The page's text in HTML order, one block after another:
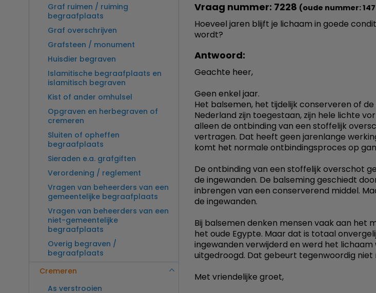
Graf ruimen / ruiming
begraafplaats
Graf overschrijven
Grafsteen / monument
Huisdier begraven
Islamitische begraafplaats en
islamitisch begraven
Kist of ander omhulsel
Opgraven en herbegraven of
cremeren
Sluiten of opheffen
begraafplaats
Sieraden e.a. grafgiften
Verordening / reglement
Vragen van beheerders van een
gemeentelijke begraafplaats
Vragen van beheerders van een
niet-gemeentelijke
begraafplaats
Overig begraven /
begraafplaats
Cremeren
As verstrooien
Vraag nummer: 7228 (oude nummer:
Hoeveel jaren blijft je lichaam in goede
wordt?
Antwoord:
Geachte heer,
Geen enkel jaar.
Het balsemen, het tijdelijk conserveren of
Nederland zijn toegestaan, zijn hele lichte
alleen de ontbinding van een stoffelijk
vertragen. Dat heeft geen jarenlange
komt het normale ontbindingsproces op
De ontbinding van een stoffelijk overschot
de ingewanden. De balseming geschiedt
inbrengen van een conserverend middel.
de ingewanden.
Bij balsemen denken mensen vaak aan het
het oude Egypte. Maar dat is totaal
ingewanden verwijderd en werd het
uitgedroogd. Dat gebeurt tegenwoordig niet
Met vriendelijke groet,